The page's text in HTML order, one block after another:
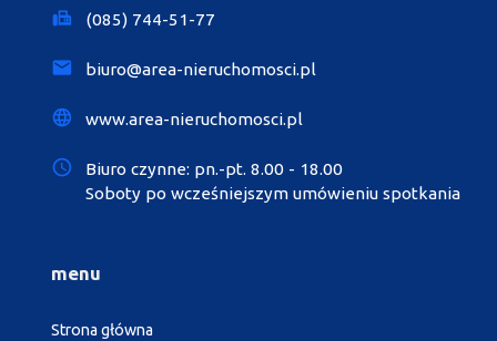
(085) 744-51-77
biuro@area-nieruchomosci.pl
www.area-nieruchomosci.pl
Biuro czynne: pn.-pt. 8.00 - 18.00
Soboty po wcześniejszym umówieniu spotkania
menu
Strona główna